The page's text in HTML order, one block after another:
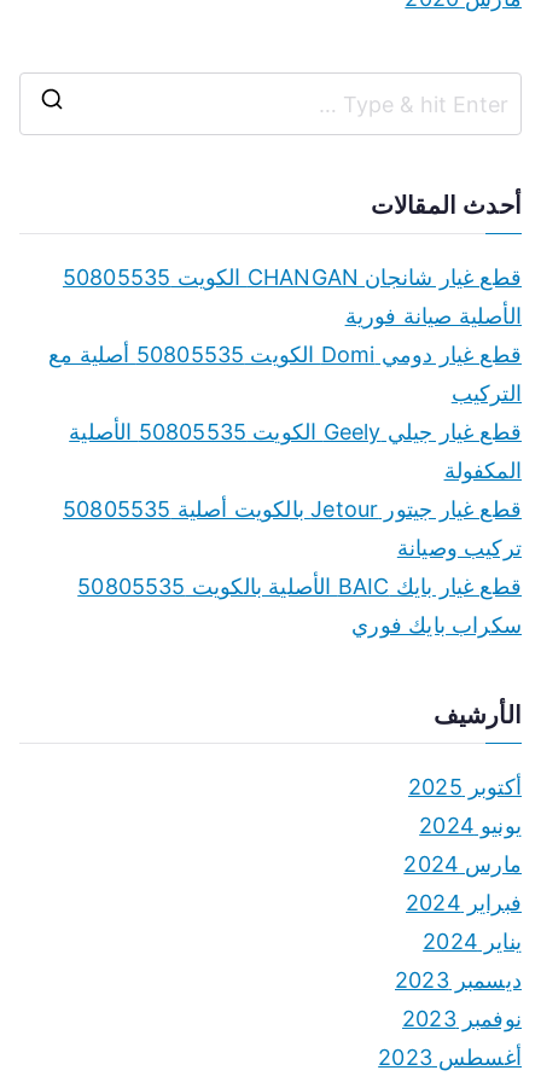
r
أحدث المقالات
قطع غيار شانجان CHANGAN الكويت 50805535
الأصلية صيانة فورية
قطع غيار دومي Domi الكويت 50805535 أصلية مع
التركيب
قطع غيار جيلي Geely الكويت 50805535 الأصلية
المكفولة
قطع غيار جيتور Jetour بالكويت أصلية 50805535
تركيب وصيانة
قطع غيار بايك BAIC الأصلية بالكويت 50805535
سكراب بايك فوري
الأرشيف
أكتوبر 2025
يونيو 2024
مارس 2024
فبراير 2024
يناير 2024
ديسمبر 2023
نوفمبر 2023
أغسطس 2023